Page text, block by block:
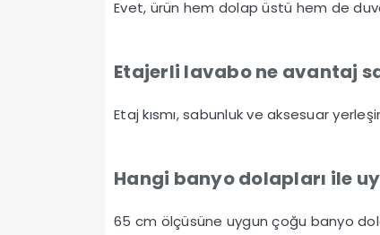
Evet, ürün hem dolap üstü hem de
Etajerli lavabo ne avantaj
Etaj kısmı, sabunluk ve aksesuar
Hangi banyo dolapları ile
65 cm ölçüsüne uygun çoğu banyo